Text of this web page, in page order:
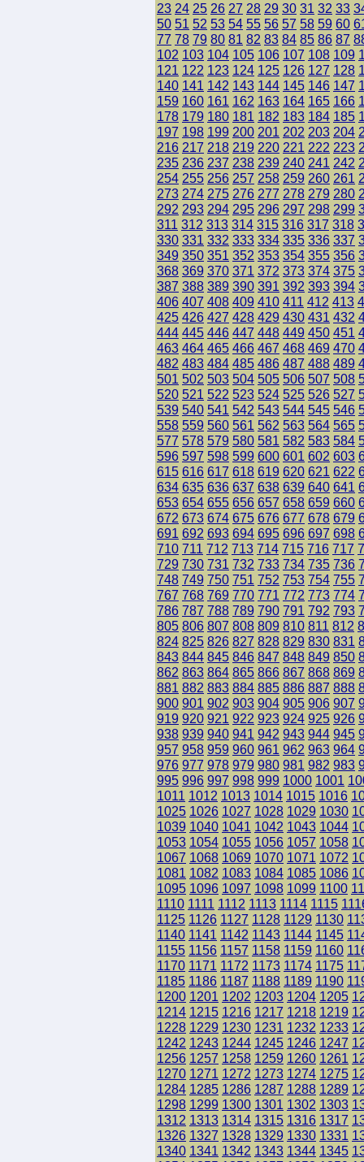
23 24 25 26 27 28 29 30 31 32 33
50 51 52 53 54 55 56 57 58 59 60
77 78 79 80 81 82 83 84 85 86 87
102 103 104 105 106 107 108 109
121 122 123 124 125 126 127 128
140 141 142 143 144 145 146 147
159 160 161 162 163 164 165 166
178 179 180 181 182 183 184 185
197 198 199 200 201 202 203 204
216 217 218 219 220 221 222 223
235 236 237 238 239 240 241 242
254 255 256 257 258 259 260 261
273 274 275 276 277 278 279 280
292 293 294 295 296 297 298 299
311 312 313 314 315 316 317 318
330 331 332 333 334 335 336 337
349 350 351 352 353 354 355 356
368 369 370 371 372 373 374 375
387 388 389 390 391 392 393 394
406 407 408 409 410 411 412 413
425 426 427 428 429 430 431 432
444 445 446 447 448 449 450 451
463 464 465 466 467 468 469 470
482 483 484 485 486 487 488 489
501 502 503 504 505 506 507 508
520 521 522 523 524 525 526 527
539 540 541 542 543 544 545 546
558 559 560 561 562 563 564 565
577 578 579 580 581 582 583 584
596 597 598 599 600 601 602 603
615 616 617 618 619 620 621 622
634 635 636 637 638 639 640 641
653 654 655 656 657 658 659 660
672 673 674 675 676 677 678 679
691 692 693 694 695 696 697 698
710 711 712 713 714 715 716 717
729 730 731 732 733 734 735 736
748 749 750 751 752 753 754 755
767 768 769 770 771 772 773 774
786 787 788 789 790 791 792 793
805 806 807 808 809 810 811 812
824 825 826 827 828 829 830 831
843 844 845 846 847 848 849 850
862 863 864 865 866 867 868 869
881 882 883 884 885 886 887 888
900 901 902 903 904 905 906 907
919 920 921 922 923 924 925 926
938 939 940 941 942 943 944 945
957 958 959 960 961 962 963 964
976 977 978 979 980 981 982 983
995 996 997 998 999 1000 1001
1011 1012 1013 1014 1015 1016
1025 1026 1027 1028 1029 1030
1039 1040 1041 1042 1043 1044
1053 1054 1055 1056 1057 1058
1067 1068 1069 1070 1071 1072
1081 1082 1083 1084 1085 1086
1095 1096 1097 1098 1099 1100
1110 1111 1112 1113 1114 1115
1125 1126 1127 1128 1129 1130
1140 1141 1142 1143 1144 1145
1155 1156 1157 1158 1159 1160
1170 1171 1172 1173 1174 1175
1185 1186 1187 1188 1189 1190
1200 1201 1202 1203 1204 1205
1214 1215 1216 1217 1218 1219
1228 1229 1230 1231 1232 1233
1242 1243 1244 1245 1246 1247
1256 1257 1258 1259 1260 1261
1270 1271 1272 1273 1274 1275
1284 1285 1286 1287 1288 1289
1298 1299 1300 1301 1302 1303
1312 1313 1314 1315 1316 1317
1326 1327 1328 1329 1330 1331
1340 1341 1342 1343 1344 1345